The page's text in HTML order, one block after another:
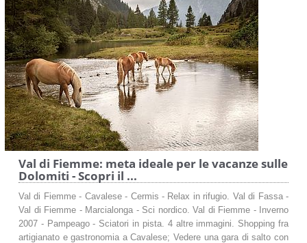
Val di Fiemme: meta ideale per le vacanze sulle
Dolomiti - Scopri il ...
Val di Fiemme - Cavalese - Cermis - Relax in rifugio. Val di Fassa -
Val di Fiemme - Marcialonga - Sci nordico. Val di Fiemme - Inverno
2007 - Pampeago - Sciatori in pista. 4 altre immagini. Shopping fra
artigianato e gastronomia a Cavalese; Vedere una gara di salto con